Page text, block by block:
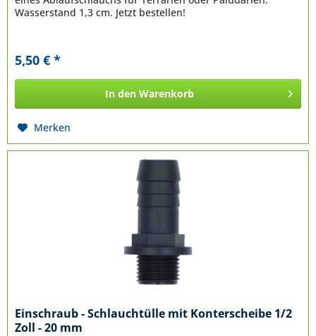
Wasserstand 1,3 cm. Jetzt bestellen!
5,50 € *
In den Warenkorb
Merken
Einschraub - Schlauchtülle mit Konterscheibe 1/2
Zoll - 20 mm